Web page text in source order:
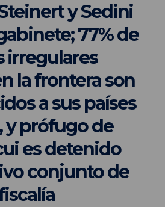
y Sedini
77% de
irregulares
la frontera son
a sus países
y prófugo de
es detenido
conjunto de